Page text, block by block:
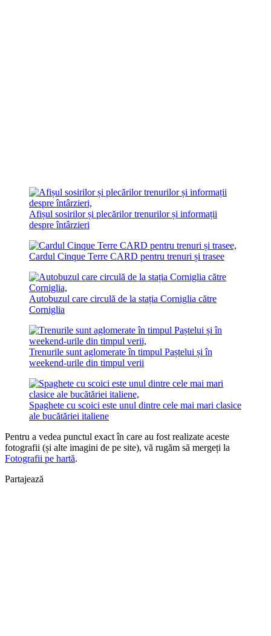
Afișul sosirilor și plecărilor trenurilor și informații
despre întârzieri
Cardul Cinque Terre CARD pentru trenuri și trasee
Autobuzul care circulă de la stația Corniglia către
Corniglia
Trenurile sunt aglomerate în timpul Paștelui și în
weekend-urile din timpul verii
Spaghete cu scoici este unul dintre cele mai mari clasice
ale bucătăriei italiene
Pentru a vedea punctul exact în care au fost realizate aceste
fotografii (și alte imagini de pe site), vă rugăm să mergeți la
Fotografii pe hartă.
Partajează